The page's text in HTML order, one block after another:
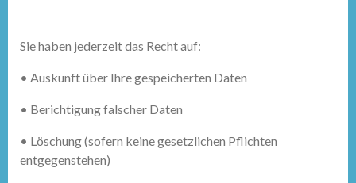
Sie haben jederzeit das Recht auf:
• Auskunft über Ihre gespeicherten Daten
• Berichtigung falscher Daten
• Löschung (sofern keine gesetzlichen Pflichten
entgegenstehen)